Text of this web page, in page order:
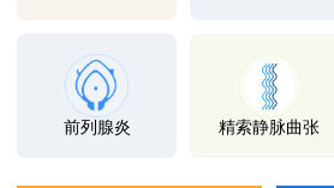
前列腺炎 精索静脉曲张